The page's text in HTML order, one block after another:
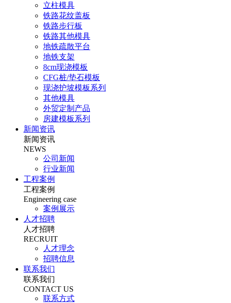
立柱模具
铁路花纹盖板
铁路步行板
铁路其他模具
地铁疏散平台
地铁支架
8cm现浇模板
CFG桩/垫石模板
现浇护坡模板系列
其他模具
外贸定制产品
房建模板系列
新闻资讯
新闻资讯
NEWS
公司新闻
行业新闻
工程案例
工程案例
Engineering case
案例展示
人才招聘
人才招聘
RECRUIT
人才理念
招聘信息
联系我们
联系我们
CONTACT US
联系方式